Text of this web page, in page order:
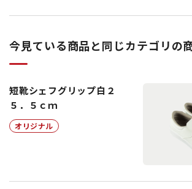
今見ている商品と同じカテゴリの
短靴シェフグリップ白２
５．５ｃｍ
オリジナル